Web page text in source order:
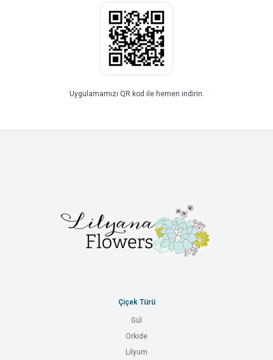
Uygulamamızı QR kod ile hemen indirin.
Çiçek Türü
Gül
Orkide
Lilyum